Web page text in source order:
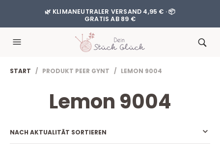
🌿 KLIMANEUTRALER VERSAND 4,95 € · 📦
GRATIS AB 89 €
START / PRODUKT PEER GYNT / LEMON 9004
Lemon 9004